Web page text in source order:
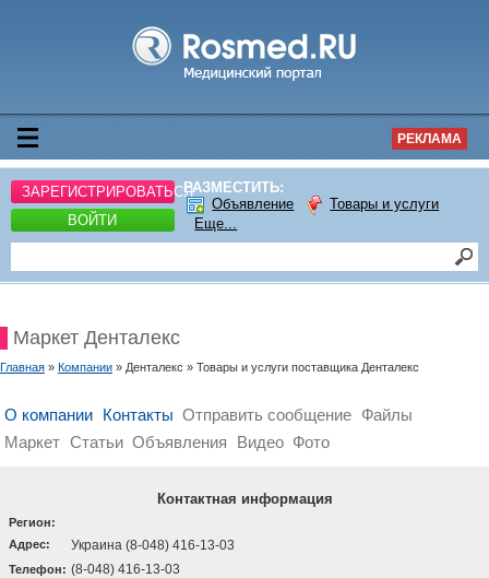
РЕКЛАМА
ЗАРЕГИСТРИРОВАТЬСЯ
ВОЙТИ
РАЗМЕСТИТЬ:
Объявление
Товары и услуги
Еще...
Маркет Денталекс
Главная » Компании » Денталекс » Товары и услуги поставщика Денталекс
О компании Контакты Отправить сообщение Файлы
Маркет Статьи Объявления Видео Фото
Контактная информация
Регион:
Адрес:
Украина (8-048) 416-13-03
Телефон: (8-048) 416-13-03